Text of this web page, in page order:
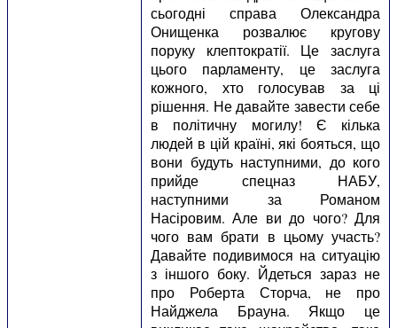
сьогодні справа Олександра
Онищенка розвалює кругову
поруку клептократії. Це заслуга
цього парламенту, це заслуга
кожного, хто голосував за ці
рішення. Не давайте завести себе
в політичну могилу! Є кілька
людей в цій країні, які бояться, що
вони будуть наступними, до кого
прийде спецназ НАБУ,
наступними за Романом
Насіровим. Але ви до чого? Для
чого вам брати в цьому участь?
Давайте подивимося на ситуацію
з іншого боку. Йдеться зараз не
про Роберта Сторча, не про
Найджела Брауна. Якщо це